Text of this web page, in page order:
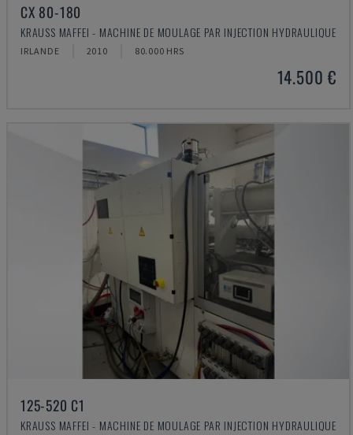
CX 80-180
KRAUSS MAFFEI - MACHINE DE MOULAGE PAR INJECTION HYDRAULIQUE
IRLANDE 2010 80.000 HRS
14.500 €
125-520 C1
KRAUSS MAFFEI - MACHINE DE MOULAGE PAR INJECTION HYDRAULIQUE